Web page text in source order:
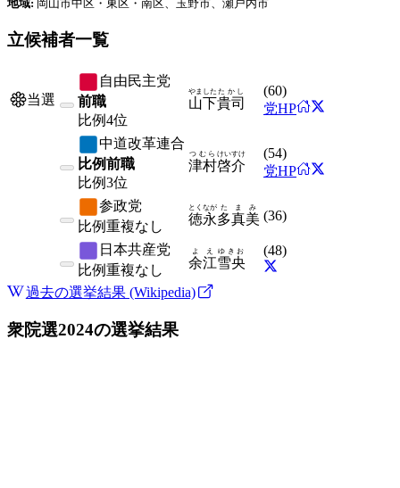
地域: 岡山市中区・東区・南区、玉野市、瀬戸内市
立候補者一覧
当選
自由民主党
前職
比例4位
山下
やました
貴司
たかし (60)
党HP
中道改革連合
比例前職
比例3位
津村
つむら
啓介
けいすけ (54)
党HP
参政党
比例重複なし 徳永
とくなが
多真美
たまみ
(36)
日本共産党
比例重複なし 余江
よえ
雪央
ゆきお (48)
過去の選挙結果 (Wikipedia)
衆院選2024の選挙結果